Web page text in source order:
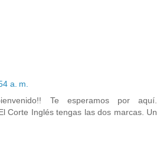
a. m.
Te esperamos por aquí.
Corte Inglés tengas las dos marcas. Un